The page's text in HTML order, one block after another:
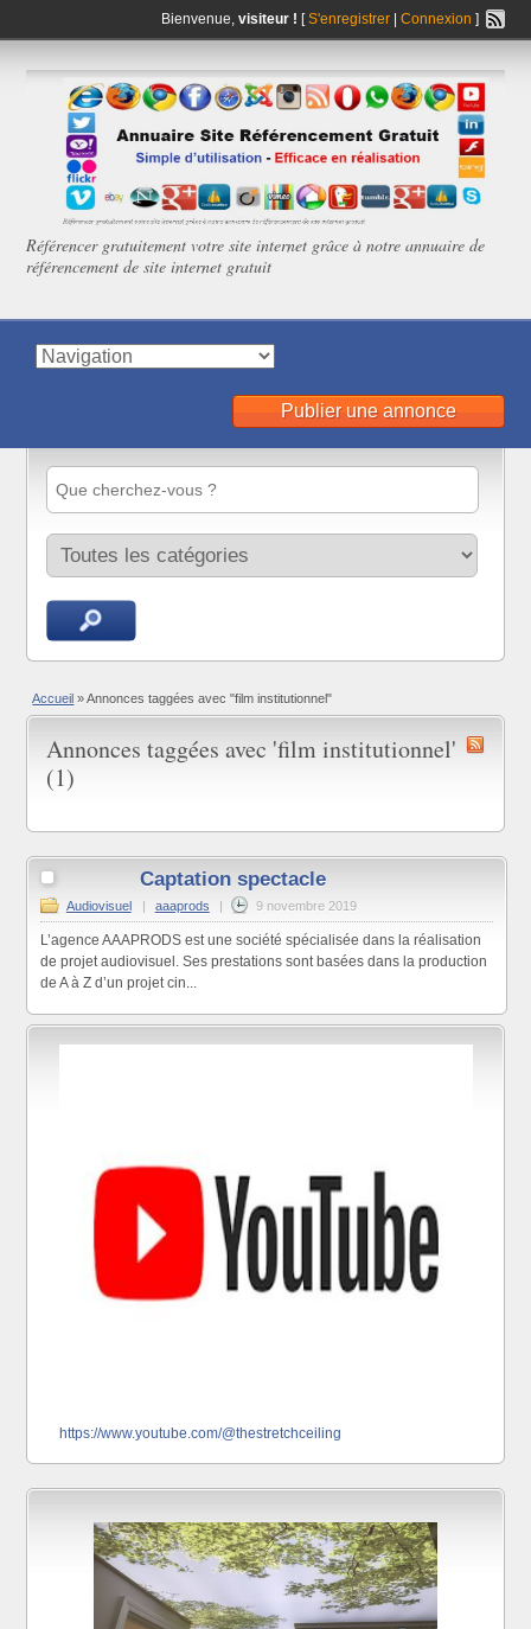
Bienvenue, visiteur ! [S'enregistrer| Connexion ]
Référencer gratuitement votre site internet grâce à notre annuaire de
référencement de site internet gratuit
Publier une annonce
Accueil » Annonces taggées avec "film institutionnel"
Annonces taggées avec 'film institutionnel'
(1)
Captation spectacle
Audiovisuel aaaprods 9 novembre 2019
L’agence AAAPRODS est une société spécialisée dans la réalisation
de projet audiovisuel. Ses prestations sont basées dans la production
de A à Z d’un projet cin...
https://www.youtube.com/@thestretchceiling